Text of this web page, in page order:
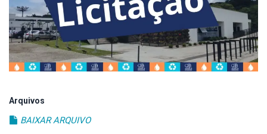
Estrutura
Informações
Contato
Arquivos
BAIXAR ARQUIVO